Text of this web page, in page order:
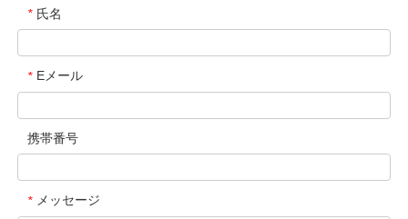
* 氏名
* Eメール
携帯番号
* メッセージ